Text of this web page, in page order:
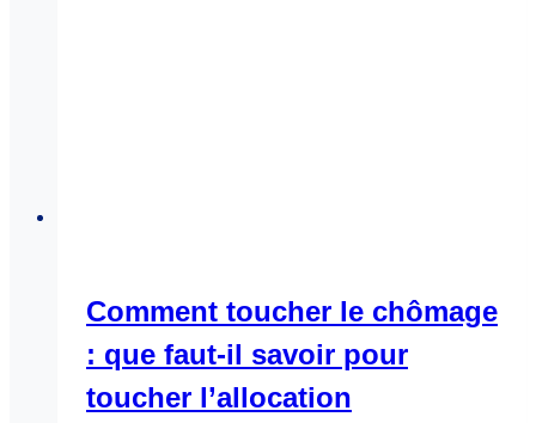
Comment toucher le chômage
: que faut-il savoir pour
toucher l’allocation